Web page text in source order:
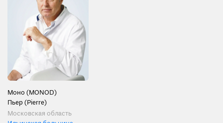
Моно (MONOD)
Пьер (Pierre)
Московская область